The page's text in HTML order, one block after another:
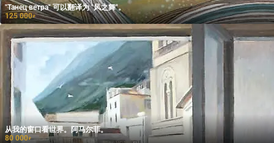
"Танец ветра" 可以翻译为 "风之舞"。
125 000₽
从我的窗口看世界。阿马尔菲。
80 000₽